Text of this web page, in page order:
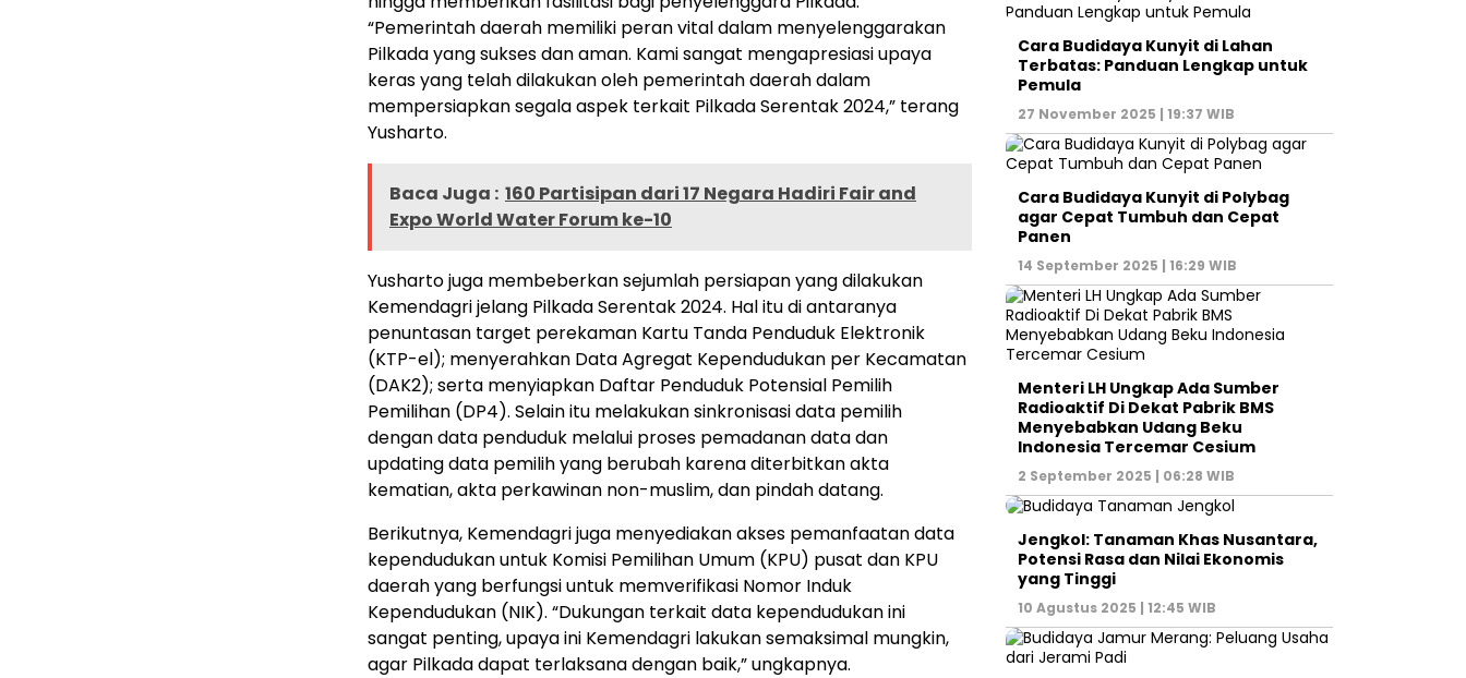
“Pemerintah daerah memiliki peran vital dalam menyelenggarakan
Pilkada yang sukses dan aman. Kami sangat mengapresiasi upaya
keras yang telah dilakukan oleh pemerintah daerah dalam
mempersiapkan segala aspek terkait Pilkada Serentak 2024,” terang
Yusharto.
Baca Juga : 160 Partisipan dari 17 Negara Hadiri Fair and
Expo World Water Forum ke-10
Yusharto juga membeberkan sejumlah persiapan yang dilakukan
Kemendagri jelang Pilkada Serentak 2024. Hal itu di antaranya
penuntasan target perekaman Kartu Tanda Penduduk Elektronik
(KTP-el); menyerahkan Data Agregat Kependudukan per Kecamatan
(DAK2); serta menyiapkan Daftar Penduduk Potensial Pemilih
Pemilihan (DP4). Selain itu melakukan sinkronisasi data pemilih
dengan data penduduk melalui proses pemadanan data dan
updating data pemilih yang berubah karena diterbitkan akta
kematian, akta perkawinan non-muslim, dan pindah datang.
Berikutnya, Kemendagri juga menyediakan akses pemanfaatan data
kependudukan untuk Komisi Pemilihan Umum (KPU) pusat dan KPU
daerah yang berfungsi untuk memverifikasi Nomor Induk
Kependudukan (NIK). “Dukungan terkait data kependudukan ini
sangat penting, upaya ini Kemendagri lakukan semaksimal mungkin,
agar Pilkada dapat terlaksana dengan baik,” ungkapnya.
Cara Budidaya Kunyit di Lahan
Terbatas: Panduan Lengkap untuk
Pemula
27 November 2025 | 19:37 WIB
Cara Budidaya Kunyit di Polybag
agar Cepat Tumbuh dan Cepat
Panen
14 September 2025 | 16:29 WIB
Menteri LH Ungkap Ada Sumber
Radioaktif Di Dekat Pabrik BMS
Menyebabkan Udang Beku
Indonesia Tercemar Cesium
2 September 2025 | 06:28 WIB
Jengkol: Tanaman Khas Nusantara,
Potensi Rasa dan Nilai Ekonomis
yang Tinggi
10 Agustus 2025 | 12:45 WIB